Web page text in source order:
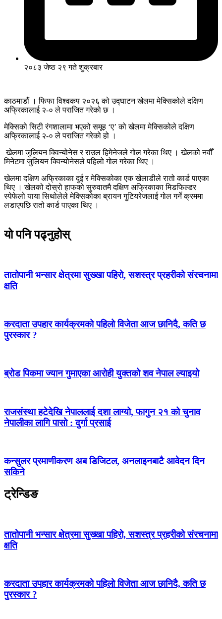
२०८३ जेष्ठ २९ गते शुक्रबार
काठमाडौं । फिफा विश्वकप २०२६ को उद्घाटन खेलमा मेक्सिकोले दक्षिण
अफ्रिकालाई २-० ले पराजित गरेको छ ।
मेक्सिको सिटी रंगशालामा भएको समूह ‘ए’ को खेलमा मेक्सिकोले दक्षिण
अफ्रिकालाई २-० ले पराजित गरेको हो ।
खेलमा जुलियन क्विन्योनेस र राउल हिमेनेजले गोल गरेका थिए । खेलको नवौँ
मिनेटमा जुलियन क्विन्योनेसले पहिलो गोल गरेका थिए ।
खेलमा दक्षिण अफ्रिकाका दुई र मेक्सिकोका एक खेलाडीले रातो कार्ड पाएका
थिए । खेलको दोस्रो हाफको सुरुवातमै दक्षिण अफ्रिकाका मिडफिल्डर
स्पेफेलो याया सिथोलेले मेक्सिकोका ब्रायन गुटियरेजलाई गोल गर्ने क्रममा
लडाएपछि रातो कार्ड पाएका थिए ।
यो पनि पढ्नुहोस्
तातोपानी भन्सार क्षेत्रमा सुख्खा पहिरो, सशस्त्र प्रहरीको संरचनामा
क्षति
करदाता उपहार कार्यक्रमको पहिलो विजेता आज छानिदै, कति छ
पुरस्कार ?
ब्रोड पिकमा ज्यान गुमाएका आरोही युक्तको शव नेपाल ल्याइयो
राजसंस्था हटेदेखि नेपाललाई दशा लाग्यो, फागुन २१ को चुनाव
नेपालीका लागि पासो : दुर्गा प्रसाई
कन्सुलर प्रमाणीकरण अब डिजिटल, अनलाइनबाटै आवेदन दिन
सकिने
ट्रेन्डिङ
तातोपानी भन्सार क्षेत्रमा सुख्खा पहिरो, सशस्त्र प्रहरीको संरचनामा
क्षति
करदाता उपहार कार्यक्रमको पहिलो विजेता आज छानिदै, कति छ
पुरस्कार ?